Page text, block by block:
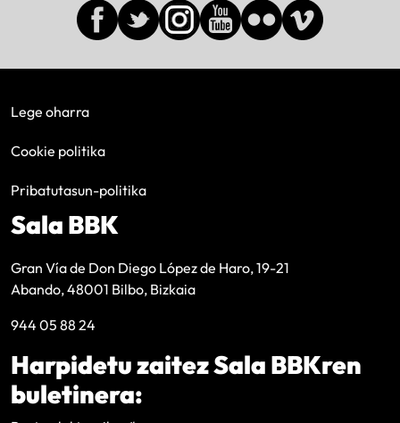
Lege oharra
Cookie politika
Pribatutasun-politika
Sala BBK
Gran Vía de Don Diego López de Haro, 19-21
Abando, 48001 Bilbo, Bizkaia
944 05 88 24
Harpidetu zaitez Sala BBKren
buletinera: